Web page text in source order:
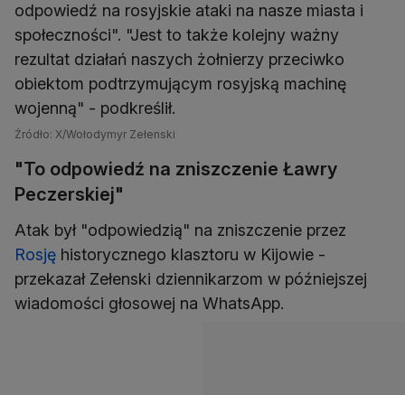
odpowiedź na rosyjskie ataki na nasze miasta i
społeczności". "Jest to także kolejny ważny
rezultat działań naszych żołnierzy przeciwko
obiektom podtrzymującym rosyjską machinę
wojenną" - podkreślił.
Źródło: X/Wołodymyr Zełenski
"To odpowiedź na zniszczenie Ławry
Peczerskiej"
Atak był "odpowiedzią" na zniszczenie przez
Rosję historycznego klasztoru w Kijowie -
przekazał Zełenski dziennikarzom w późniejszej
wiadomości głosowej na WhatsApp.